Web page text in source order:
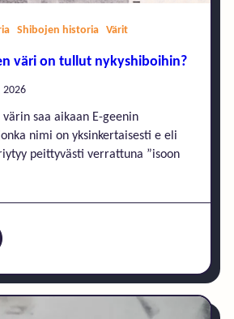
Shibojen historia Värit
väri on tullut nykyshiboihin?
2026
värin saa aikaan E-geenin
nimi on yksinkertaisesti e eli
peittyvästi verrattuna ”isoon